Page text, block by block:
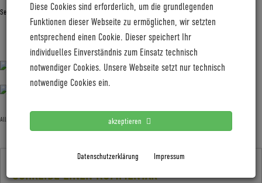
Diese Cookies sind erforderlich, um die grundlegenden
Funktionen dieser Webseite zu ermöglichen, wir setzten
entsprechend einen Cookie. Dieser speichert Ihr
individuelles Einverständnis zum Einsatz technisch
notwendiger Cookies. Unsere Webseite setzt nur technisch
notwendige Cookies ein.
akzeptieren
Datenschutzerklärung Impressum
September 5, 2022 Gabi Jung—No Comments
Foto_Max_Leitner_AuerbergKlassik_2
Allgemein
SCHREIBE EINEN KOMMENTAR